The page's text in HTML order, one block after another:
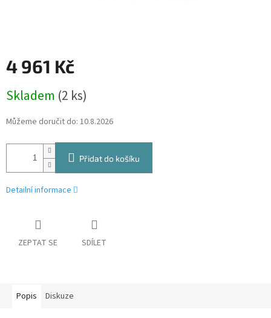
4 961 Kč
cena:
Skladem (2 ks)
Můžeme doručit do: 10.8.2026
Přidat do košíku
Detailní informace
ZEPTAT SE SDÍLET
Popis Diskuze